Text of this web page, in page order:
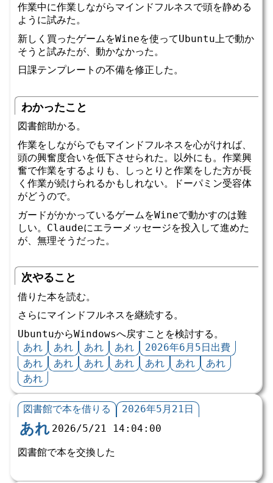
作業中に作業しながらマインドフルネスで頭を静める
ように試みた。
新しく買ったゲームをWineを使ってUbuntu上で動か
そうと試みたが、動かなかった。
日課テンプレートの不備を修正した。
わかったこと
図書館助かる。
作業をしながらでもマインドフルネスを心がければ、
頭の興奮度合いを低下させられた。以外にも。作業興
奮で作業をするよりも、しっとりと作業をした方が長
く作業が続けられるかもしれない。ドーパミン受容体
がどうので。
ガードがかかっているゲームをWineで動かすのは難
しい。Claudeにエラーメッセージを投入して進めた
が、無理そうだった。
次やること
借りた本を読む。
さらにマインドフルネスを継続する。
UbuntuからWindowsへ戻すことを検討する。
あれ
あれ あれ あれ
2026年6月5日出費
あれ
あれ あれ あれ あれ あれ
あれ
あれ
図書館で本を借りる 2026年5月21日
あれ 2026/5/21 14:04:00
図書館で本を交換した